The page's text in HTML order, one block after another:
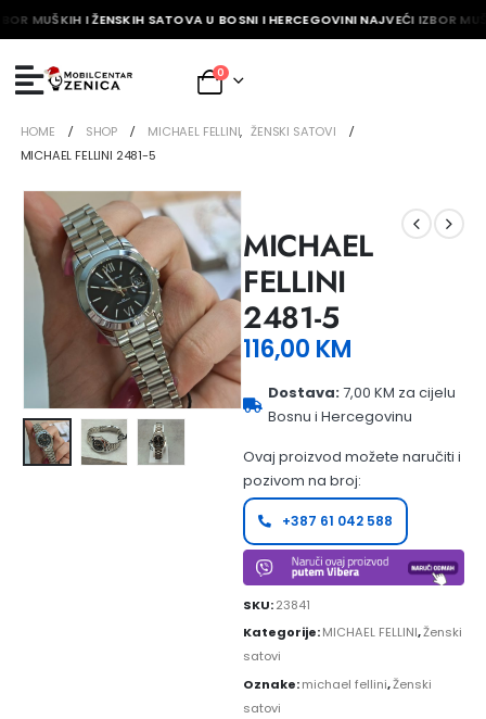
MUŠKIH I ŽENSKIH SATOVA U BOSNI I HERCEGOVINI NAJVEĆI IZBOR
0
HOME SHOP MICHAEL FELLINI, ŽENSKI SATOVI
MICHAEL FELLINI 2481-5
MICHAEL
FELLINI
2481-5
116,00 KM
Dostava:7,00 KM za cijelu
Bosnu i Hercegovinu
Ovaj proizvod možete naručiti i
pozivom na broj:
+387 61 042 588
SKU:23841
Kategorije:MICHAEL FELLINI,Ženski
satovi
Oznake:michael fellini,Ženski
satovi